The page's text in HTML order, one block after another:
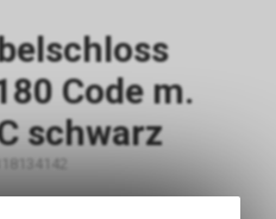
Code m.
schwarz